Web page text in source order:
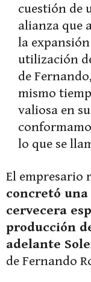
cuestión de
alianza que
la
utilización
de
mismo
valiosa en
lo que se
El empresario
concretó
cervecera
producción
adelante
de Fernando